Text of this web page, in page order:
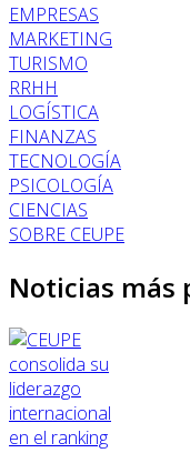
EMPRESAS
MARKETING
TURISMO
RRHH
LOGÍSTICA
FINANZAS
TECNOLOGÍA
PSICOLOGÍA
CIENCIAS
SOBRE CEUPE
Noticias más